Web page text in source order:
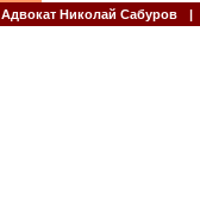
Адвокат Николай Сабуров |